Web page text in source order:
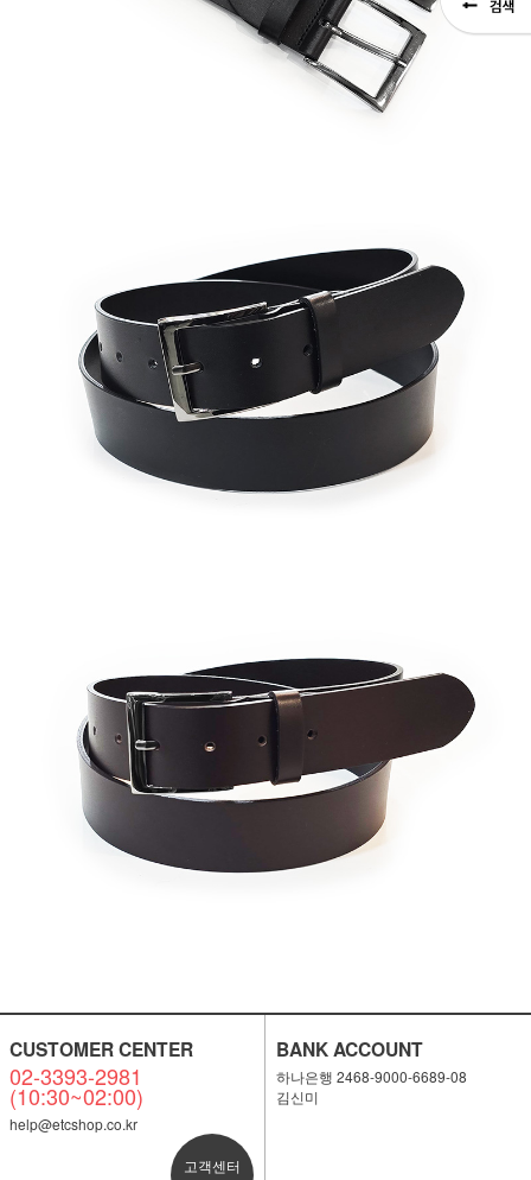
CUSTOMER CENTER
02-3393-2981
(10:30~02:00)
help@etcshop.co.kr
고객센터
BANK ACCOUNT
하나은행 2468-9000-6689-08
김신미